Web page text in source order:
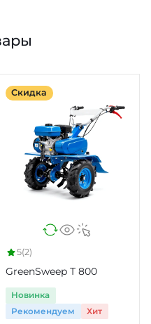
Скидка
5(2)
GreenSweep Т 800
Новинка
Рекомендуем
Хит